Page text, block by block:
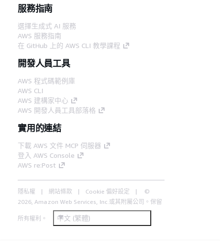
服務指南
選擇生成式 AI 服務
AWS 服務指南
在 GitHub 上的 AWS CLI 教學課程
開發人員工具
AWS 程式碼範例庫
AWS CLI
AWS 建構家中心
AWS 開發人員工具部落格
實用的連結
下載 AWS 文件 MCP 伺服器
登入 AWS Console
AWS re:Post
隱私權 網站條款 Cookie 偏好設定
©
2026, Amazon Web Services, Inc.或其附屬公司。保留
所有權利。 中文 (繁體)